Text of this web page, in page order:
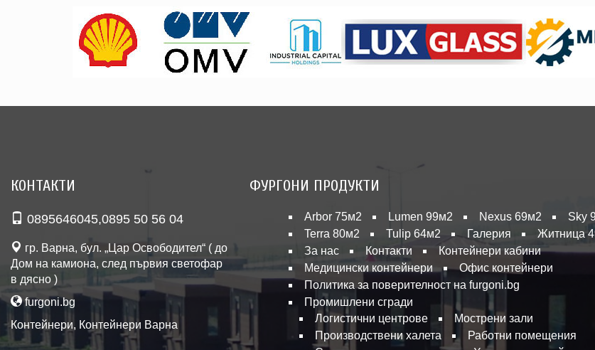
КОНТАКТИ
0895646045,0895 50 56 04
гр. Варна, бул. „Цар Освободител“ ( до
Дом на камиона, след първия светофар
в дясно )
furgoni.bg
Контейнери, Контейнери Варна
ФУРГОНИ ПРОДУКТИ
Arbor 75м2 Lumen 99м2 Nexus 69м2
Sky
Terra 80м2
Tulip 64м2 Галерия
Житница
За нас
Контакти
Контейнери кабини
Медицински контейнери
Офис контейнери
Политика за поверителност на furgoni.bg
Промишлени сгради
Логистични центрове
Мострени зали
Производствени халета
Работни помещения